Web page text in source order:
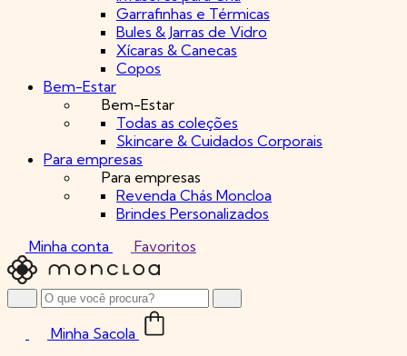
Garrafinhas e Térmicas
Bules & Jarras de Vidro
Xícaras & Canecas
Copos
Bem-Estar
Bem-Estar
Todas as coleções
Skincare & Cuidados Corporais
Para empresas
Para empresas
Revenda Chás Moncloa
Brindes Personalizados
Minha conta
Favoritos
Minha Sacola